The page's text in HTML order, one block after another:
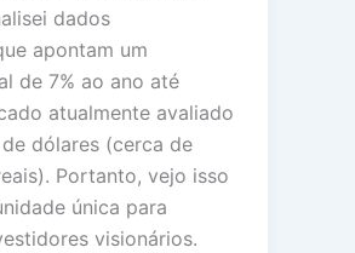
dados
apontam um
de 7% ao ano até
atualmente avaliado
dólares (cerca de
Portanto, vejo isso
única para
visionários.